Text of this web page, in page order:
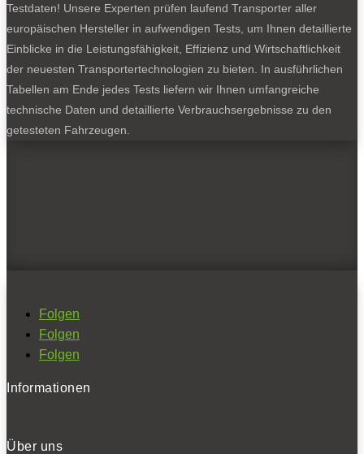
Testdaten! Unsere Experten prüfen laufend Transporter aller
europäischen Hersteller in aufwendigen Tests, um Ihnen detaillierte
Einblicke in die Leistungsfähigkeit, Effizienz und Wirtschaftlichkeit
der neuesten Transportertechnologien zu bieten. In ausführlichen
Tabellen am Ende jedes Tests liefern wir Ihnen umfangreiche
technische Daten und detaillierte Verbrauchsergebnisse zu den
getesteten Fahrzeugen.
Folgen
Folgen
Folgen
Informationen
Über uns